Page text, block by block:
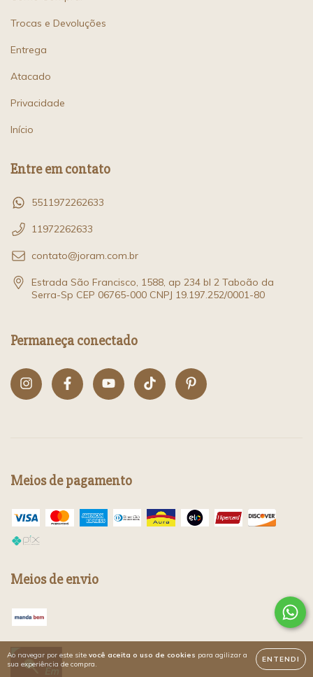
Ao navegar por este site você aceita o uso de cookies para agilizar a
sua experiência de compra.
ENTENDI
Trocas e Devoluções
Entrega
Atacado
Privacidade
Início
Entre em contato
5511972262633
11972262633
contato@joram.com.br
Estrada São Francisco, 1588, ap 234 bl 2 Taboão da
Serra-Sp CEP 06765-000 CNPJ 19.197.252/0001-80
Permaneça conectado
Meios de pagamento
Meios de envio